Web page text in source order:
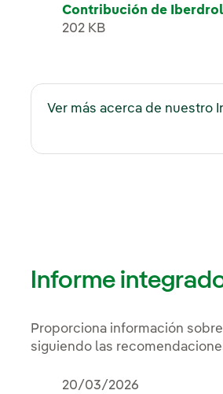
Contribución de
202 KB
Ver más acerca de nuestro
Informe
Proporciona información
siguiendo las
20/03/2026